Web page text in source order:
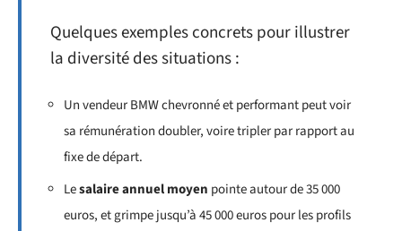
Quelques exemples concrets pour illustrer
la diversité des situations :
Un vendeur BMW chevronné et performant peut voir
sa rémunération doubler, voire tripler par rapport au
fixe de départ.
Lesalaire annuel moyen pointe autour de 35 000
euros, et grimpe jusqu’à 45 000 euros pour les profils